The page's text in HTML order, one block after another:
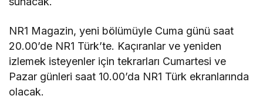
NR1 Magazin, yeni bölümüyle Cuma günü saat
20.00’de NR1 Türk’te. Kaçıranlar ve yeniden
izlemek isteyenler için tekrarları Cumartesi ve
Pazar günleri saat 10.00’da NR1 Türk ekranlarında
olacak.